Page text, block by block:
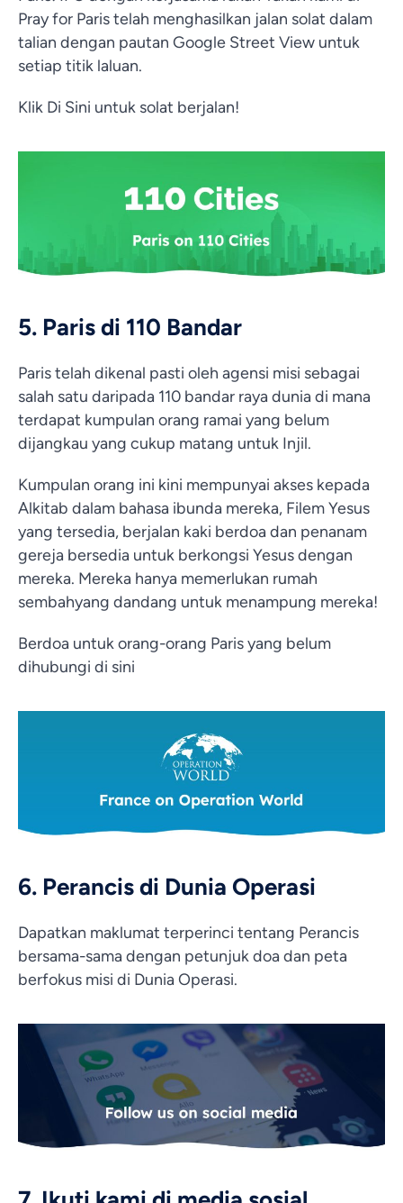
Pray for Paris telah menghasilkan jalan solat dalam
talian dengan pautan Google Street View untuk
setiap titik laluan.
Klik Di Sini untuk solat berjalan!
5. Paris di 110 Bandar
Paris telah dikenal pasti oleh agensi misi sebagai
salah satu daripada 110 bandar raya dunia di mana
terdapat kumpulan orang ramai yang belum
dijangkau yang cukup matang untuk Injil.
Kumpulan orang ini kini mempunyai akses kepada
Alkitab dalam bahasa ibunda mereka, Filem Yesus
yang tersedia, berjalan kaki berdoa dan penanam
gereja bersedia untuk berkongsi Yesus dengan
mereka. Mereka hanya memerlukan rumah
sembahyang dandang untuk menampung mereka!
Berdoa untuk orang-orang Paris yang belum
dihubungi di sini
6. Perancis di Dunia Operasi
Dapatkan maklumat terperinci tentang Perancis
bersama-sama dengan petunjuk doa dan peta
berfokus misi di Dunia Operasi.